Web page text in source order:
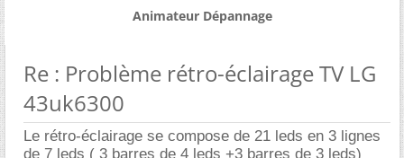
Animateur Dépannage
Re : Problème rétro-éclairage TV LG
43uk6300
Le rétro-éclairage se compose de 21 leds en 3 lignes
de 7 leds ( 3 barres de 4 leds +3 barres de 3 leds)